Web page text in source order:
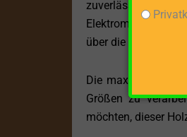
zuverlässige und
Elektromotor
über die
Die maximale
Größen zu
möchten, dieser